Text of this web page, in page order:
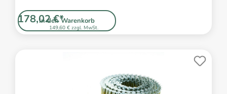
In den Warenkorb
149,60 € zzgl. MwSt.
178,02 €*